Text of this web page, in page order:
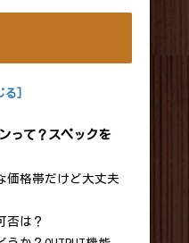
って？スペックを
価格帯だけど大丈夫
否は？